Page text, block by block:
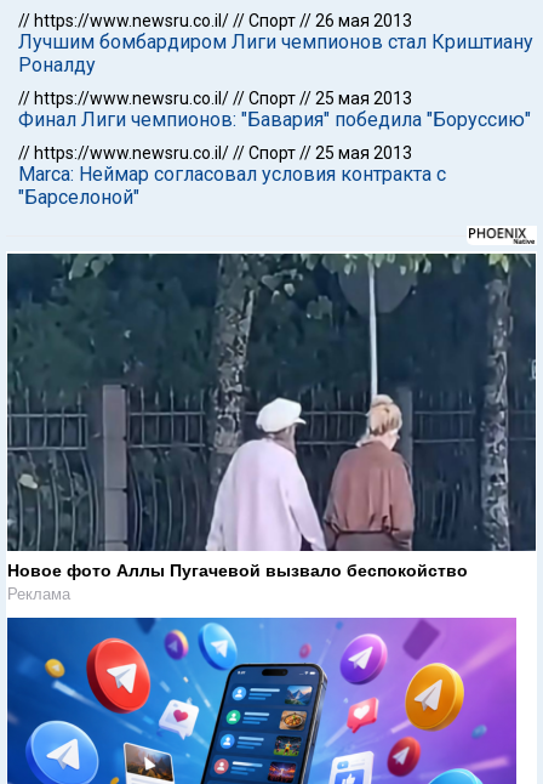
// https://www.newsru.co.il///Спорт//26 мая 2013
Лучшим бомбардиром Лиги чемпионов стал Криштиану
Роналду
// https://www.newsru.co.il///Спорт//25 мая 2013
Финал Лиги чемпионов: "Бавария" победила "Боруссию"
// https://www.newsru.co.il///Спорт//25 мая 2013
Marca: Неймар согласовал условия контракта с
"Барселоной"
Новое фото Аллы Пугачевой вызвало беспокойство
Реклама